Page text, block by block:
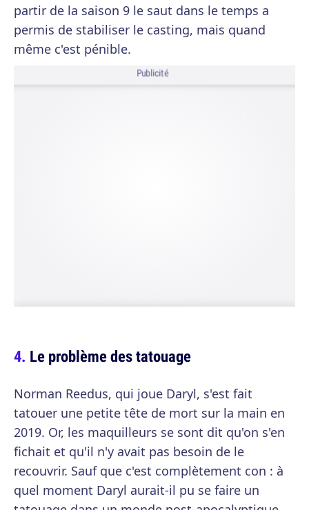
partir de la saison 9 le saut dans le temps a
permis de stabiliser le casting, mais quand
même c'est pénible.
Publicité
Le problème des tatouage
Norman Reedus, qui joue Daryl, s'est fait
tatouer une petite tête de mort sur la main en
2019. Or, les maquilleurs se sont dit qu'on s'en
fichait et qu'il n'y avait pas besoin de le
recouvrir. Sauf que c'est complètement con : à
quel moment Daryl aurait-il pu se faire un